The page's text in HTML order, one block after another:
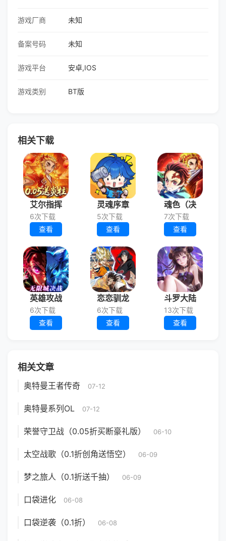
游戏厂商 未知
备案号码 未知
游戏平台 安卓,IOS
游戏类别 BT版
相关下载
艾尔指挥
6次下载
查看
灵魂序章
5次下载
查看
魂色（决
7次下载
查看
英雄攻战
6次下载
查看
恋恋驯龙
6次下载
查看
斗罗大陆
13次下载
查看
相关文章
奥特曼王者传奇 07-12
奥特曼系列OL 07-12
荣誉守卫战（0.05折买断豪礼版） 06-10
太空战歌（0.1折创角送悟空） 06-09
梦之旅人（0.1折送千抽） 06-09
口袋进化 06-08
口袋逆袭（0.1折） 06-08